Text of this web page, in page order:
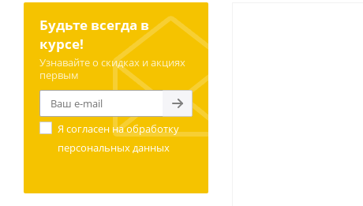
Будьте всегда в
курсе!
Узнавайте о скидках и акциях
первым
Я согласен наобработку
персональных данных